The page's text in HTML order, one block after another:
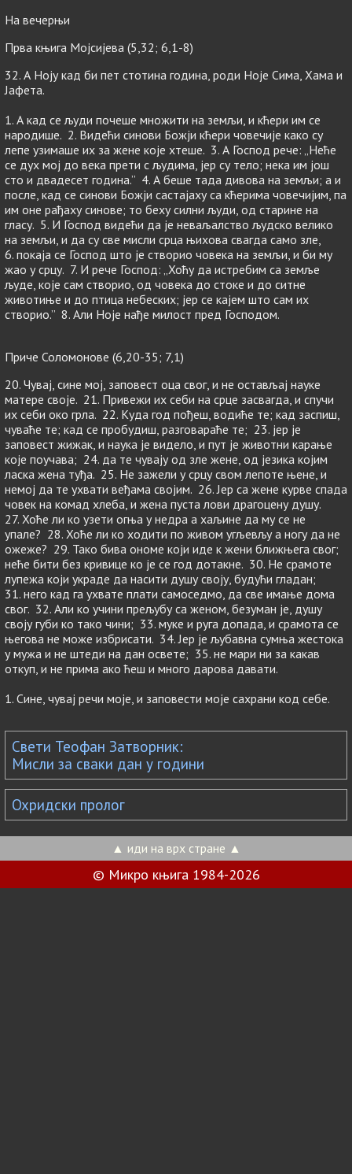
На вечерњи
Прва књига Мојсијева (5,32; 6,1-8)
32. А Ноју кад би пет стотина година, роди Ноје Сима, Хама и
Јафета.
1. А кад се људи почеше множити на земљи, и кћери им се
народише. 2. Видећи синови Божји кћери човечије како су
лепе узимаше их за жене које хтеше. 3. А Господ рече: „Неће
се дух мој до века прети с људима, јер су тело; нека им још
сто и двадесет година.” 4. А беше тада дивова на земљи; а и
после, кад се синови Божји састајаху са кћерима човечијим, па
им оне рађаху синове; то беху силни људи, од старине на
гласу. 5. И Господ видећи да је неваљалство људско велико
на земљи, и да су све мисли срца њихова свагда само зле,
6. покаја се Господ што је створио човека на земљи, и би му
жао у срцу. 7. И рече Господ: „Хоћу да истребим са земље
људе, које сам створио, од човека до стоке и до ситне
животиње и до птица небеских; јер се кајем што сам их
створио.” 8. Али Ноје нађе милост пред Господом.
Приче Соломонове (6,20-35; 7,1)
20. Чувај, сине мој, заповест оца свог, и не остављај науке
матере своје. 21. Привежи их себи на срце засвагда, и спучи
их себи око грла. 22. Куда год пођеш, водиће те; кад заспиш,
чуваће те; кад се пробудиш, разговараће те; 23. јер је
заповест жижак, и наука је видело, и пут је животни карање
које поучава; 24. да те чувају од зле жене, од језика којим
ласка жена туђа. 25. Не зажели у срцу свом лепоте њене, и
немој да те ухвати веђама својим. 26. Јер са жене курве спада
човек на комад хлеба, и жена пуста лови драгоцену душу.
27. Хоће ли ко узети огња у недра а хаљине да му се не
упале? 28. Хоће ли ко ходити по живом угљевљу а ногу да не
ожеже? 29. Тако бива ономе који иде к жени ближњега свог;
неће бити без кривице ко је се год дотакне. 30. Не срамоте
лупежа који украде да насити душу своју, будући гладан;
31. него кад га ухвате плати самоседмо, да све имање дома
свог. 32. Али ко учини прељубу са женом, безуман је, душу
своју губи ко тако чини; 33. муке и руга допада, и срамота се
његова не може избрисати. 34. Јер је љубавна сумња жестока
у мужа и не штеди на дан освете; 35. не мари ни за какав
откуп, и не прима ако ћеш и много дарова давати.
1. Сине, чувај речи моје, и заповести моје сахрани код себе.
Свети Теофан Затворник:
Мисли за сваки дан у години
Охридски пролог
▲ иди на врх стране ▲
© Микро књига 1984-2026